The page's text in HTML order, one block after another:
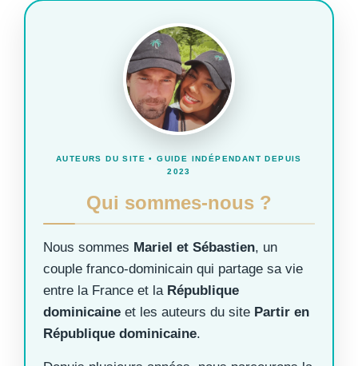
AUTEURS DU SITE • GUIDE INDÉPENDANT DEPUIS
2023
Qui sommes-nous ?
Nous sommes Mariel et Sébastien, un
couple franco-dominicain qui partage sa vie
entre la France et la République
dominicaine et les auteurs du site Partir en
République dominicaine.